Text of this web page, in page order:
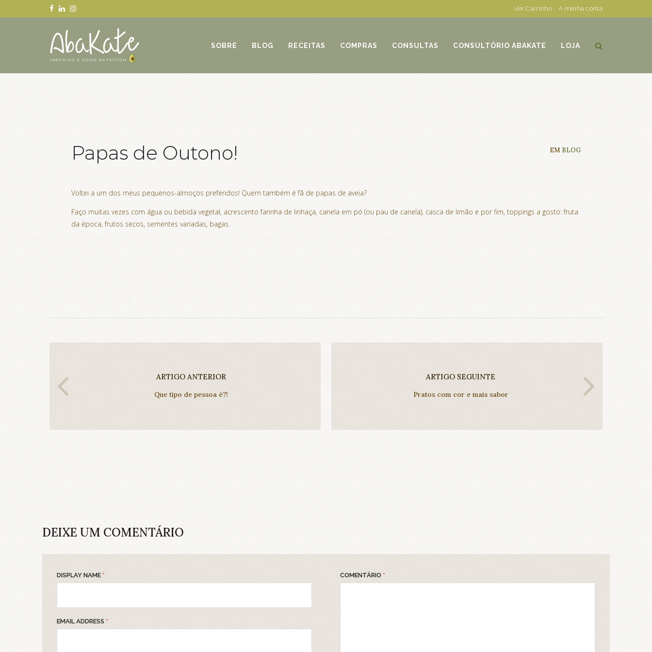
Ver Carrinho.A minha conta
SOBRE BLOG RECEITAS COMPRAS CONSULTAS CONSULTÓRIO ABAKATE LOJA
EM BLOG
Papas de Outono!
Voltei a um dos meus pequenos-almoços preferidos! Quem também é fã de papas de aveia?
Faço muitas vezes com água ou bebida vegetal, acrescento farinha de linhaça, canela em pó (ou pau de canela), casca de limão e por fim, toppings a gosto: fruta
da época, frutos secos, sementes variadas, bagas.
ARTIGO ANTERIOR
Que tipo de pessoa é?!
ARTIGO SEGUINTE
Pratos com cor e mais sabor
DEIXE UM COMENTÁRIO
DISPLAY NAME *
EMAIL ADDRESS *
COMENTÁRIO *